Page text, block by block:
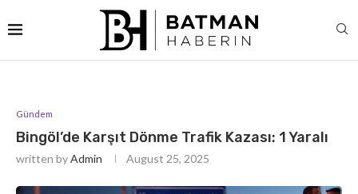
Gündem
Bingöl’de Karşıt Dönme Trafik Kazası: 1 Yaralı
written byAdmin August 25, 2025